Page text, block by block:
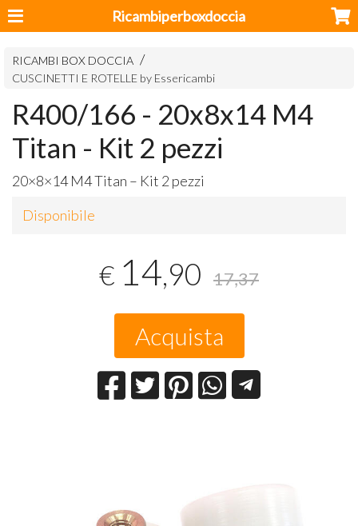
Ricambiperboxdoccia
RICAMBI BOX DOCCIA
CUSCINETTI E ROTELLE by Essericambi
R400/166 - 20x8x14 M4
Titan - Kit 2 pezzi
20×8×14 M4 Titan – Kit 2 pezzi
Disponibile
€ 14,90 17,37
Acquista